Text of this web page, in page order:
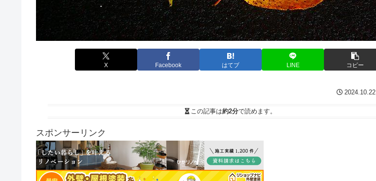
X Facebook はてブ LINE コピー
2024.10.22
この記事は約2分で読めます。
スポンサーリンク